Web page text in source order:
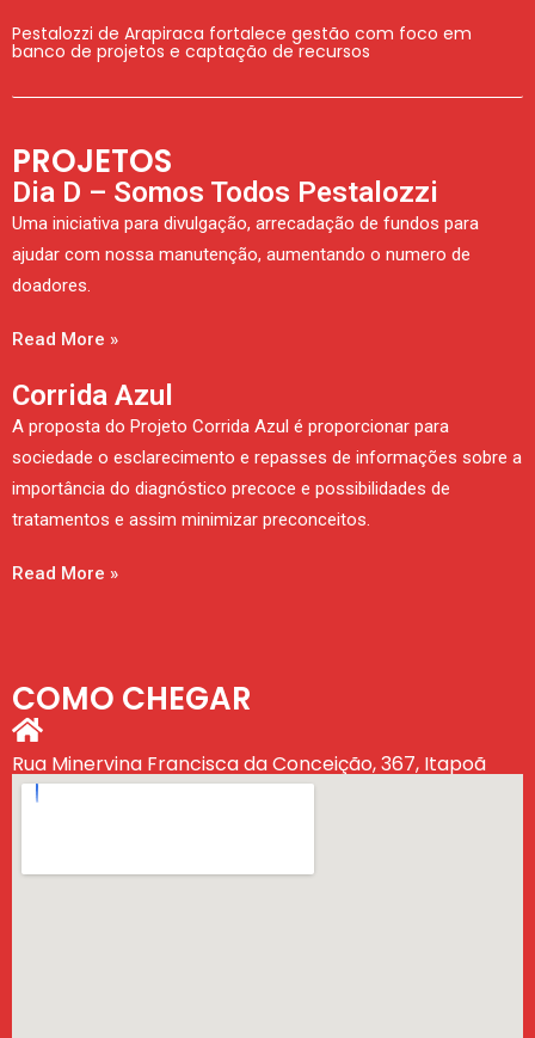
Pestalozzi de Arapiraca fortalece gestão com foco em
banco de projetos e captação de recursos
PROJETOS
Dia D – Somos Todos Pestalozzi
Uma iniciativa para divulgação, arrecadação de fundos para
ajudar com nossa manutenção, aumentando o numero de
doadores.
Read More »
Corrida Azul
A proposta do Projeto Corrida Azul é proporcionar para
sociedade o esclarecimento e repasses de informações sobre a
importância do diagnóstico precoce e possibilidades de
tratamentos e assim minimizar preconceitos.
Read More »
COMO CHEGAR
Rua Minervina Francisca da Conceição, 367, Itapoã